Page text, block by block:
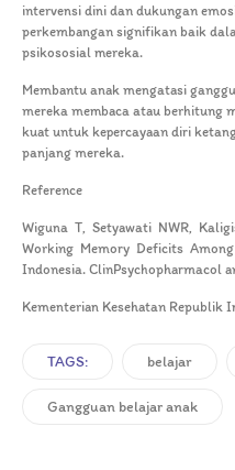
intervensi dini dan dukungan
perkembangan signifikan baik
psikososial mereka.
Membantu anak mengatasi
mereka membaca atau berhitung
kuat untuk kepercayaan diri
panjang mereka.
Reference
Wiguna T, Setyawati NWR,
Working Memory Deficits Among
Indonesia. ClinPsychopharmacol
Kementerian Kesehatan Republik
TAGS: belajar
Gangguan belajar anak